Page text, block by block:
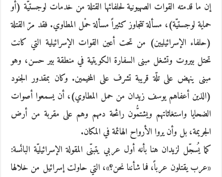
إن ما قدمته القوات الصهيونية لحلفائها القتلة من خدمات لوجستيّة (أو
حماية لوجستيّة)، مسألة تتجاوز كثيراً مسألة حمْل المطاوي. فقد مرّ القتلة
(حلفاء الإسرائيليين) من تحت أعين القوات الإسرائيلية التي كانت
تحتل بيروت وتشغل مبنى السفارة الكويتية في منطقة بير حسن، وهو
مبنى ينهض على تلّة قريبة تشرف على المخيمين. وكان بمقدور الجنود
(الذين أعفاهم يوسف زيدان من حمل المطاوي)، أن يسمعوا أصوات
الضحايا واستغاثاتهم ويشتمُّون رائحة دمهم وهم على مقربة من أرض
الجريمة، بل وأن يروا الأرواح الهائمة في المكان.
كما يُسجّل لزيدان هنا بأنه أول عربي يتبنّى المقولة الإسرائيليّة البائسة:
«عرب يقتلون عرباً، فما شأننا نحن؟»، التي حاولت إسرائيل من خلالها